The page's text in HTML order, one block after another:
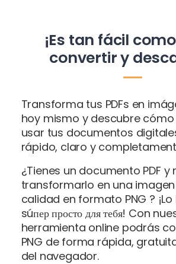
¡Es tan fácil
convertir y
Transforma tus PDFs en
hoy mismo y descubre
usar tus documentos
rápido, claro y
¿Tienes un documento PDF y
transformarlo en una
calidad en formato PNG ?
súпер просто для тебя! Con
herramienta online podrás
PNG de forma rápida,
del navegador.